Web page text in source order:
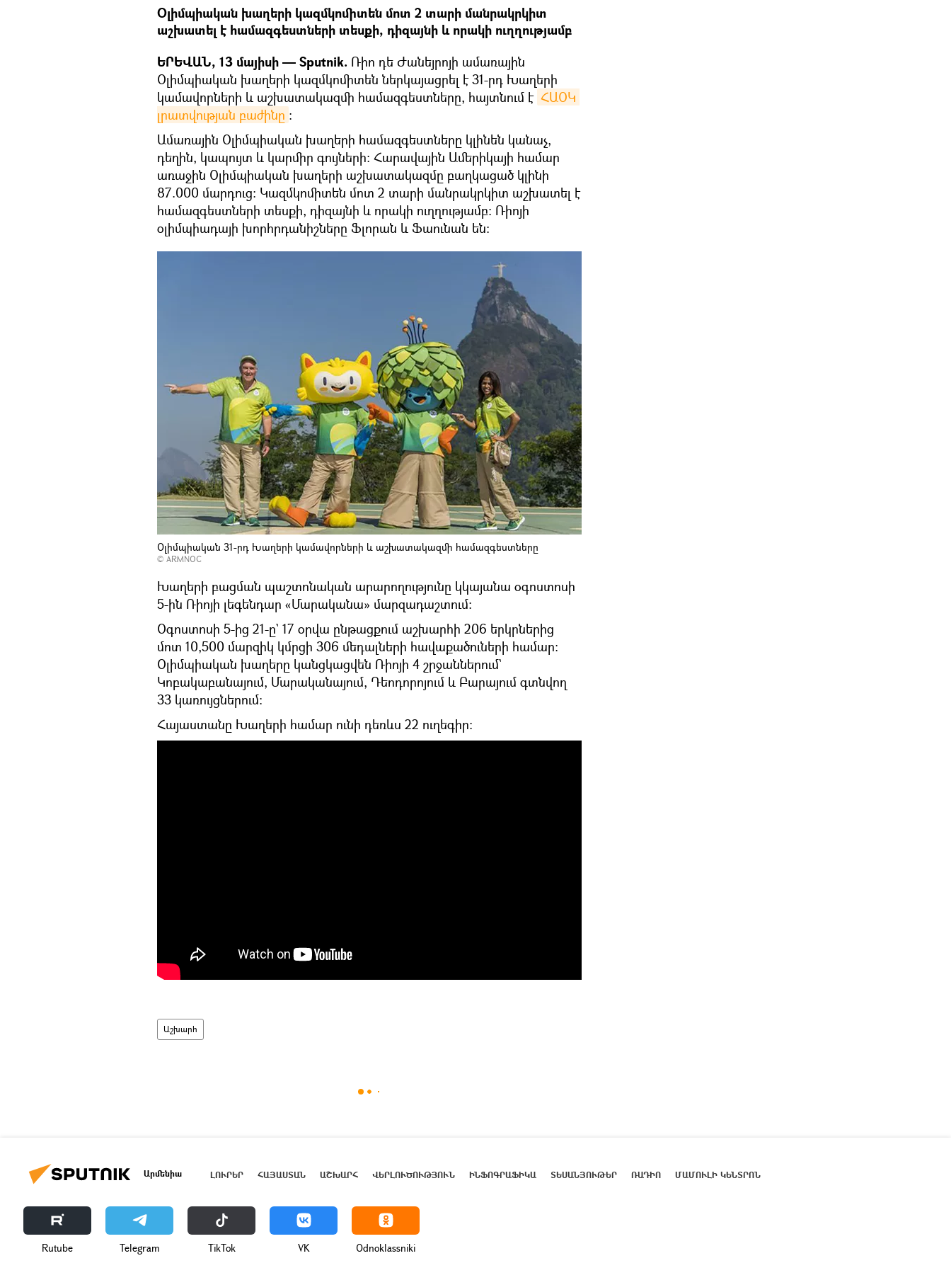
Օլիմպիական խաղերի կազմկոմիտեն մոտ 2 տարի մանրակրկիտ
աշխատել է համազգեստների տեսքի, դիզայնի և որակի ուղղությամբ
ԵՐԵՎԱՆ, 13 մայիսի — Sputnik. Ռիո դե Ժանեյրոյի ամառային
Օլիմպիական խաղերի կազմկոմիտեն ներկայացրել է 31-րդ Խաղերի
կամավորների և աշխատակազմի համազգեստները, հայտնում է ՀԱՕԿ
լրատվության բաժինը ։
Ամառային Օլիմպիական խաղերի համազգեստները կլինեն կանաչ,
դեղին, կապույտ և կարմիր գույների: Հարավային Ամերիկայի համար
առաջին Օլիմպիական խաղերի աշխատակազմը բաղկացած կլինի
87.000 մարդուց: Կազմկոմիտեն մոտ 2 տարի մանրակրկիտ աշխատել է
համազգեստների տեսքի, դիզայնի և որակի ուղղությամբ: Ռիոյի
օլիմպիադայի խորհրդանիշները Ֆլորան և Ֆաունան են։
Օլիմպիական 31-րդ Խաղերի կամավորների և աշխատակազմի համազգեստները
© ARMNOC
Խաղերի բացման պաշտոնական արարողությունը կկայանա օգոստոսի
5-ին Ռիոյի լեգենդար «Մարականա» մարզադաշտում:
Օգոստոսի 5-ից 21-ը` 17 օրվա ընթացքում աշխարհի 206 երկրներից
մոտ 10,500 մարզիկ կմրցի 306 մեդալների հավաքածուների համար:
Օլիմպիական խաղերը կանցկացվեն Ռիոյի 4 շրջաններում`
Կոբակաբանայում, Մարականայում, Դեոդորոյում և Բարայում գտնվող
33 կառույցներում:
Հայաստանը Խաղերի համար ունի դեռևս 22 ուղեգիր:
Աշխարհ
Արմենիա ԼՈՒՐԵՐ ՀԱՅԱՍՏԱՆ ԱՇԽԱՐՀ ՎԵՐԼՈՒԾՈՒԹՅՈՒՆ ԻՆՖՈԳՐԱՖԻԿԱ ՏԵՍԱՆՅՈՒԹԵՐ ՌԱԴԻՈ ՄԱՄՈՒԼԻ ԿԵՆՏՐՈՆ
Rutube Telegram ТikТоk VK Odnoklassniki